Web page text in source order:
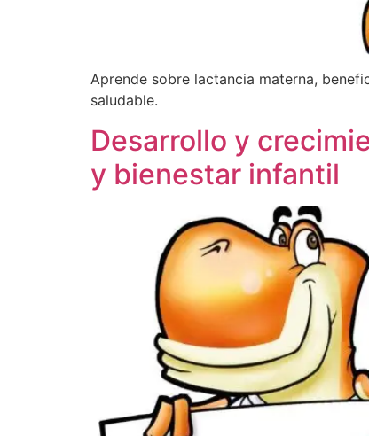
Aprende sobre lactancia materna,
saludable.
Desarrollo y
y bienestar infantil